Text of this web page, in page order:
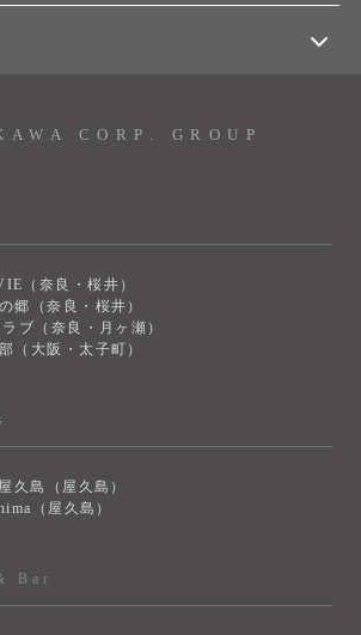
CORP. GROUP
（奈良・桜井）
郷（奈良・桜井）
ブ（奈良・月ヶ瀬）
（大阪・太子町）
久島（屋久島）
（屋久島）
Bar